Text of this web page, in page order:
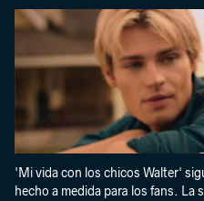
'Mi vida con los chicos Walter'
hecho a medida para los fans. La